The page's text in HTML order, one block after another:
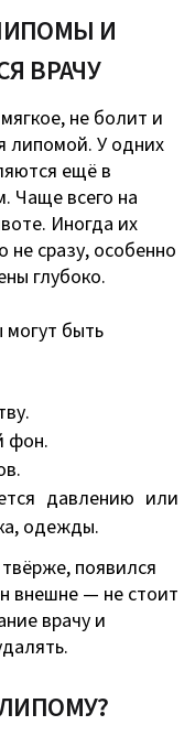
И
ВРАЧУ
не болит и
липомой. У одних
ещё в
Чаще всего на
Иногда их
не сразу, особенно
глубоко.
быть
фон.
давлению или
одежды.
появился
внешне — не стоит
врачу и